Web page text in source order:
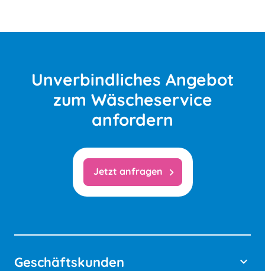
Unverbindliches Angebot
zum Wäscheservice
anfordern
Jetzt anfragen chevron_right
Geschäftskunden keyboard_arrow_down